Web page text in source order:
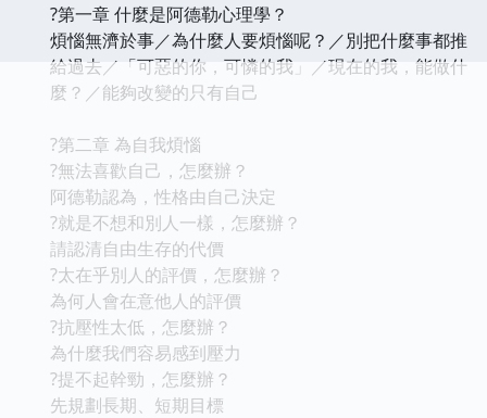
?第一章 什麼是阿德勒心理學？
煩惱無濟於事／為什麼人要煩惱呢？／別把什麼事都推
給過去／「可惡的你，可憐的我」／現在的我，能做什
麼？／能夠改變的只有自己
?第二章 為自我煩惱
?無法喜歡自己，怎麼辦？
阿德勒認為，性格由自己決定
?就是不想和別人一樣，怎麼辦？
請認清自由生存的代價
?太在乎別人的評價，怎麼辦？
為何人會在意他人的評價
?抗壓性太低，怎麼辦？
為什麼我們容易感到壓力
?提不起幹勁，怎麼辦？
先規劃長期、短期目標